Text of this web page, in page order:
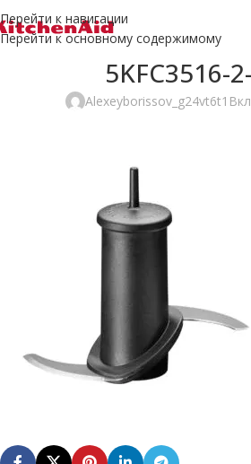
Перейти к навигации
Перейти к основному содержимому
5KFC3516-
Alexeyborissov_g24vt6t1